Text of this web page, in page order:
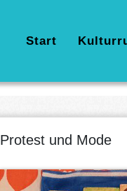
Hauptnavigation
Start
Protest und Mode